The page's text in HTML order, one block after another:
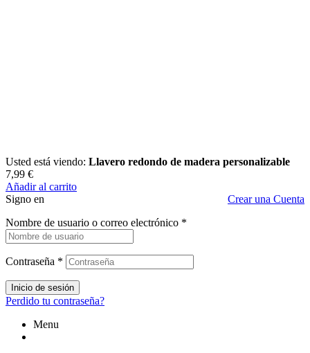
Usted está viendo: Llavero redondo de madera personalizable
7,99 €
Añadir al carrito
Signo en
Crear una Cuenta
Nombre de usuario o correo electrónico *
Contraseña *
Inicio de sesión
Perdido tu contraseña?
Menu